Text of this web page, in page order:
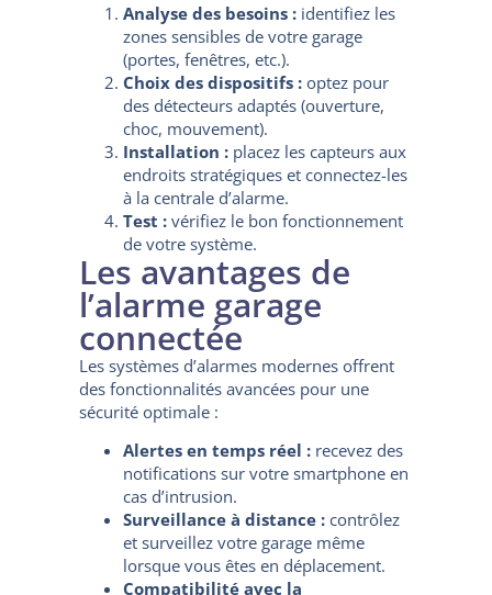
Analyse des besoins : identifiez les
zones sensibles de votre garage
(portes, fenêtres, etc.).
Choix des dispositifs : optez pour
des détecteurs adaptés (ouverture,
choc, mouvement).
Installation : placez les capteurs aux
endroits stratégiques et connectez-les
à la centrale d’alarme.
Test : vérifiez le bon fonctionnement
de votre système.
Les avantages de
l’alarme garage
connectée
Les systèmes d’alarmes modernes offrent
des fonctionnalités avancées pour une
sécurité optimale :
Alertes en temps réel : recevez des
notifications sur votre smartphone en
cas d’intrusion.
Surveillance à distance : contrôlez
et surveillez votre garage même
lorsque vous êtes en déplacement.
Compatibilité avec la